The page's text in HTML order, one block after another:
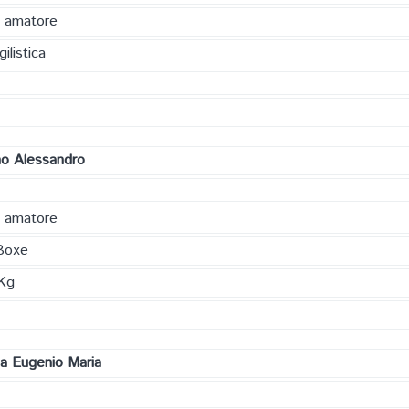
Alessandro
Eugenio Maria